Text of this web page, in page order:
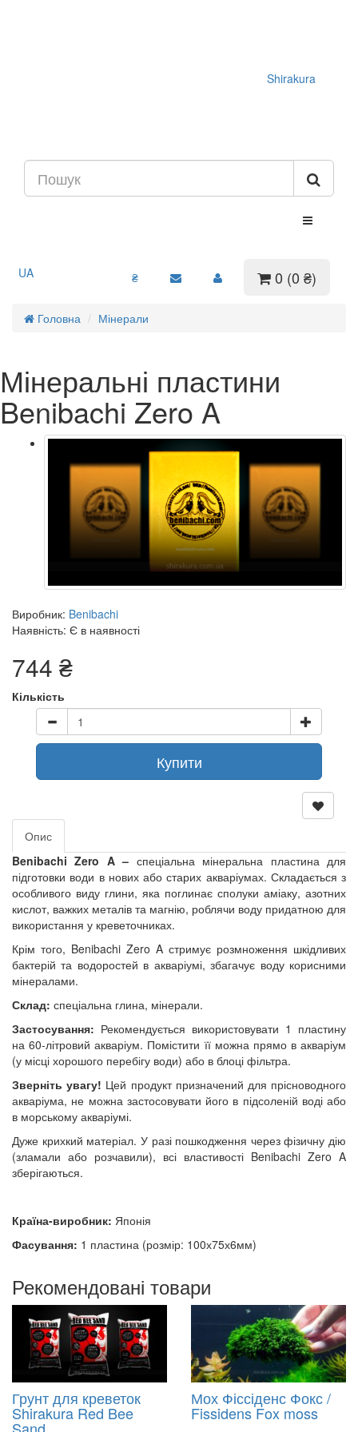
Shirakura
UA ₴ 0 (0 ₴)
Головна Мінерали
Мінеральні пластини
Benibachi Zero A
Виробник: Benibachi
Наявність: Є в наявності
744 ₴
Кількість
Купити
Опис
Benibachi Zero A – спеціальна мінеральна пластина для
підготовки води в нових або старих акваріумах. Складається з
особливого виду глини, яка поглинає сполуки аміаку, азотних
кислот, важких металів та магнію, роблячи воду придатною для
використання у креветочниках.
Крім того, Benibachi Zero A стримує розмноження шкідливих
бактерій та водоростей в акваріумі, збагачує воду корисними
мінералами.
Склад: спеціальна глина, мінерали.
Застосування: Рекомендується використовувати 1 пластину
на 60-літровий акваріум. Помістити її можна прямо в акваріум
(у місці хорошого перебігу води) або в блоці фільтра.
Зверніть увагу! Цей продукт призначений для прісноводного
акваріума, не можна застосовувати його в підсоленій воді або
в морському акваріумі.
Дуже крихкий матеріал. У разі пошкодження через фізичну дію
(зламали або розчавили), всі властивості Benibachi Zero A
зберігаються.
Країна-виробник: Японія
Фасування: 1 пластина (розмір: 100х75х6мм)
Рекомендовані товари
Грунт для креветок
Shirakura Red Bee
Мох Фіссіденс Фокс /
Fissidens Fox moss